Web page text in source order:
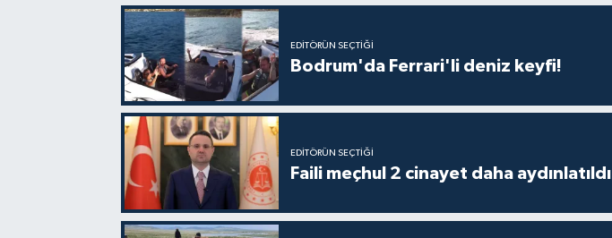
EDITÖRÜN SEÇTIĞI
Bodrum'da Ferrari'li deniz keyfi!
EDITÖRÜN SEÇTIĞI
Faili meçhul 2 cinayet daha aydınlatıldı